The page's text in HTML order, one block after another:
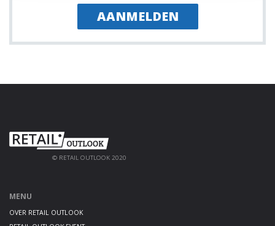
AANMELDEN
© RETAIL OUTLOOK 2020
MENU
OVER RETAIL OUTLOOK